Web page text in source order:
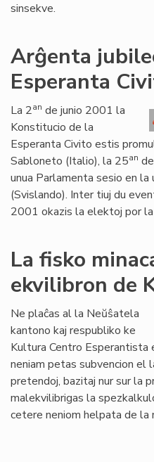
sinsekve.
Arĝenta
Esperanta
La 2an de junio 2001 la
Konstitucio de la
Esperanta Civito estis
Sabloneto (Italio), la 25an
unua Parlamenta sesio en
(Svislando). Inter tiuj du
2001 okazis la elektoj por la
La fisko
ekvilibron de
Ne plaĉas al la Neŭŝatela
kantono kaj respubliko ke
Kultura Centro Esperantista
neniam petas subvencion el
pretendoj, bazitaj nur sur la
malekvilibrigas la
cetere neniom helpata de la